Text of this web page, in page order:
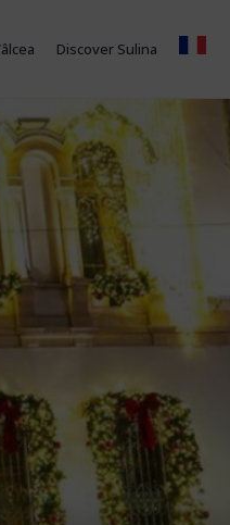
Discover Sulina